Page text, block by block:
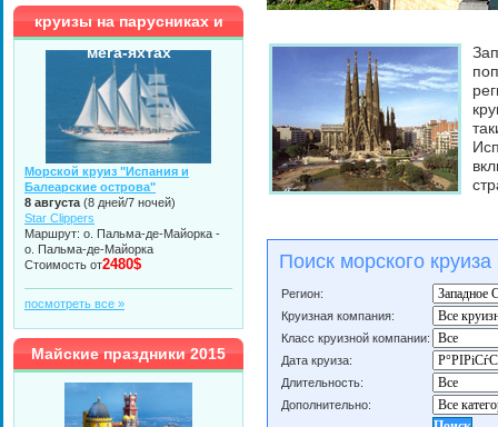
Поиск морского круиза
Регион:
Круизная компания:
Класс круизной компании:
Дата круиза:
Длительность:
Дополнительно:
круизы на парусниках и
мега-яхтах
Морской круиз "Испания и
Балеарские острова"
8 августа (8 дней/7 ночей)
Star Clippers
Маршрут: о. Пальма-де-Майорка -
о. Пальма-де-Майорка
Стоимость от2480$
посмотреть все »
Майские праздники 2015